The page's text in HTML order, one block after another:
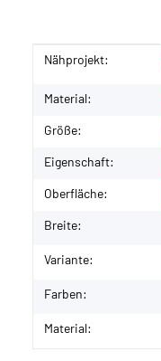
Produkteigenschaft
Wert
Nähprojekt:
Material:
Größe:
Eigenschaft:
Oberfläche:
Breite:
Variante:
Farben:
Material: